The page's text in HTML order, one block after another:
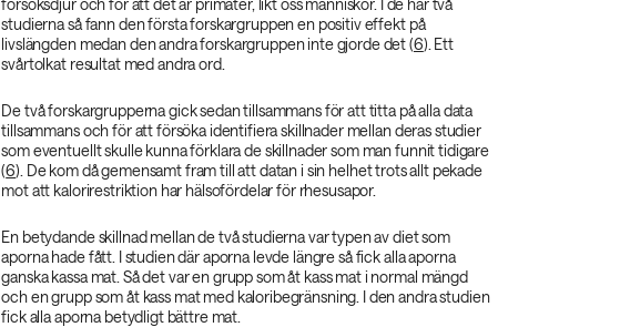
försöksdjur och för att det är primater, likt oss människor. I de här två
studierna så fann den första forskargruppen en positiv effekt på
livslängden medan den andra forskargruppen inte gjorde det (6). Ett
svårtolkat resultat med andra ord.
De två forskargrupperna gick sedan tillsammans för att titta på alla data
tillsammans och för att försöka identifiera skillnader mellan deras studier
som eventuellt skulle kunna förklara de skillnader som man funnit tidigare
(6). De kom då gemensamt fram till att datan i sin helhet trots allt pekade
mot att kalorirestriktion har hälsofördelar för rhesusapor.
En betydande skillnad mellan de två studierna var typen av diet som
aporna hade fått. I studien där aporna levde längre så fick alla aporna
ganska kassa mat. Så det var en grupp som åt kass mat i normal mängd
och en grupp som åt kass mat med kaloribegränsning. I den andra studien
fick alla aporna betydligt bättre mat.